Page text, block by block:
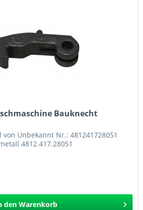
Bauknecht
Unbekannt Nr.: 481241728051
4812.417.28051
den Warenkorb